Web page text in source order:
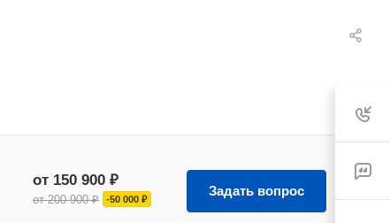
от 150 900 ₽
от 200 900 ₽ -50 000 ₽
Задать вопрос